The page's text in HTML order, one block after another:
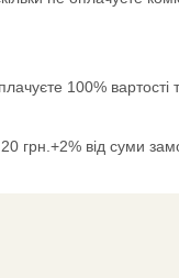
100%
грн.+2% від суми